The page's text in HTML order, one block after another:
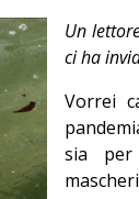
Un
ci ha
Vorrei
sia